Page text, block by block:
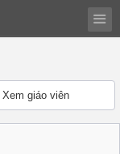
Xem giáo viên